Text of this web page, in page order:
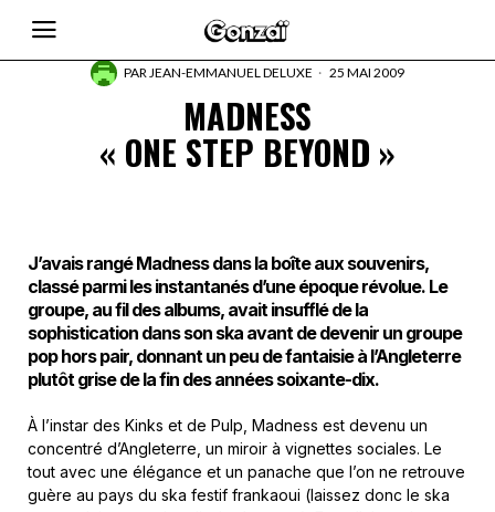
PARJEAN-EMMANUEL DELUXE 25 MAI 2009
MADNESS
« ONE STEP BEYOND »
J’avais rangé Madness dans la boîte aux souvenirs,
classé parmi les instantanés d’une époque révolue. Le
groupe, au fil des albums, avait insufflé de la
sophistication dans son ska avant de devenir un groupe
pop hors pair, donnant un peu de fantaisie à l’Angleterre
plutôt grise de la fin des années soixante-dix.
À l’instar des Kinks et de Pulp, Madness est devenu un
concentré d’Angleterre, un miroir à vignettes sociales. Le
tout avec une élégance et un panache que l’on ne retrouve
guère au pays du ska festif frankaoui (laissez donc le ska